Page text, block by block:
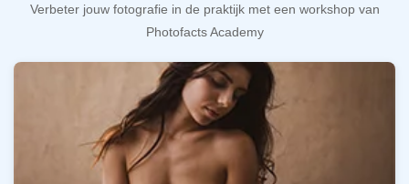
Verbeter jouw fotografie in de praktijk met een workshop van
Photofacts Academy